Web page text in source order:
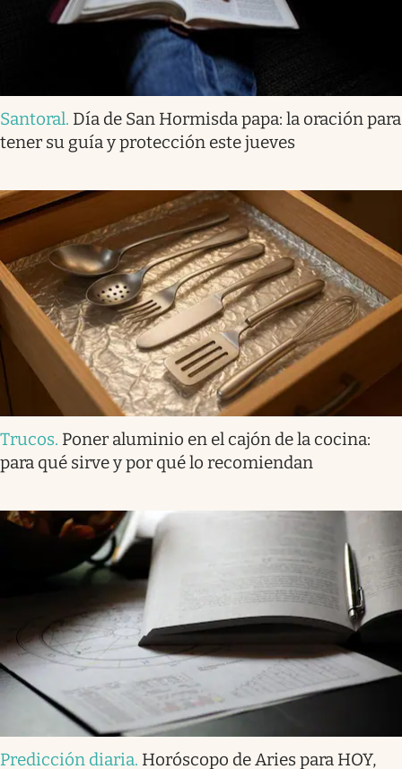
Santoral. Día de San Hormisda papa: la oración para
tener su guía y protección este jueves
Trucos. Poner aluminio en el cajón de la cocina:
para qué sirve y por qué lo recomiendan
Predicción diaria. Horóscopo de Aries para HOY,